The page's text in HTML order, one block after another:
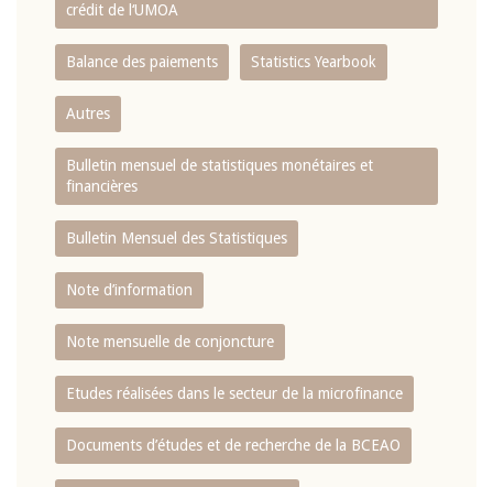
crédit de l‘UMOA
Balance des paiements Statistics Yearbook
Autres
Bulletin mensuel de statistiques monétaires et
financières
Bulletin Mensuel des Statistiques
Note d’information
Note mensuelle de conjoncture
Etudes réalisées dans le secteur de la microfinance
Documents d’études et de recherche de la BCEAO